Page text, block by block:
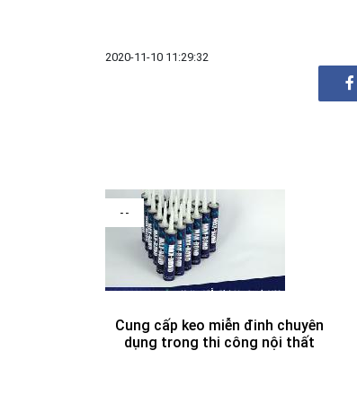
2020-11-10 11:29:32
--
Cung cấp keo miễn đinh chuyên
dụng trong thi công nội thất